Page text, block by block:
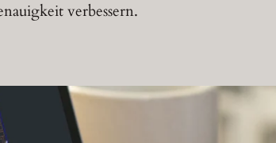
verbessern.